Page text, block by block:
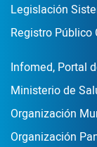
Legislación
Registro Público
Enlace
Infomed, Portal
Ministerio de
Organización
Organización